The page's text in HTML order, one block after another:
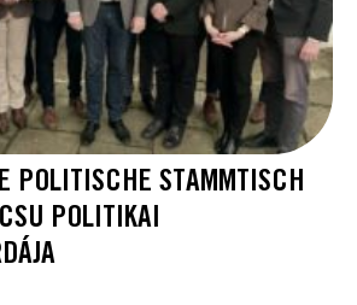
POLITISCHE STAMMTISCH D
POLITIKAI H